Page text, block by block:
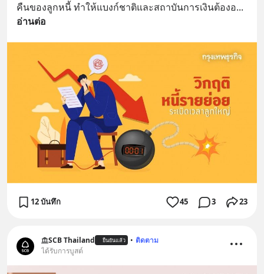
คืนของลูกหนี้ ทำให้แบงก์ชาติและสถาบันการเงินต้องอ
อ่านต่อ
12 บันทึก 45 3 23
SCB Thailand ยืนยันแล้ว • ติดตาม
ได้รับการบูสต์